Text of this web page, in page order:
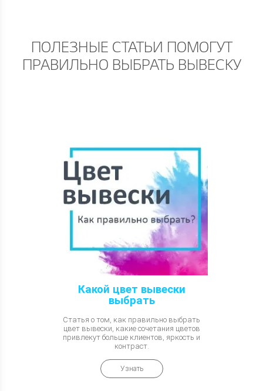
ПОЛЕЗНЫЕ СТАТЬИ ПОМОГУТ
ПРАВИЛЬНО ВЫБРАТЬ ВЫВЕСКУ
Какой цвет вывески
выбрать
Статья о том, как правильно выбрать
цвет вывески, какие сочетания цветов
привлекут больше клиентов, яркость и
контраст.
Узнать